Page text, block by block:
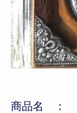
商品名 ：